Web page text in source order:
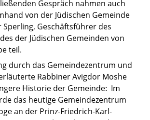
Gespräch nahmen auch
von der Jüdischen Gemeinde
Sperling, Geschäftsführer des
der Jüdischen Gemeinden von
teil.
durch das Gemeindezentrum und
Rabbiner Avigdor Moshe
Historie der Gemeinde: Im
das heutige Gemeindezentrum
an der Prinz-Friedrich-Karl-